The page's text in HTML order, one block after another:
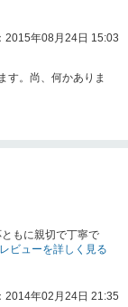
2015年08月24日 15:03
す。尚、何かありま
もに親切で丁寧で
レビューを詳しく見る
2014年02月24日 21:35